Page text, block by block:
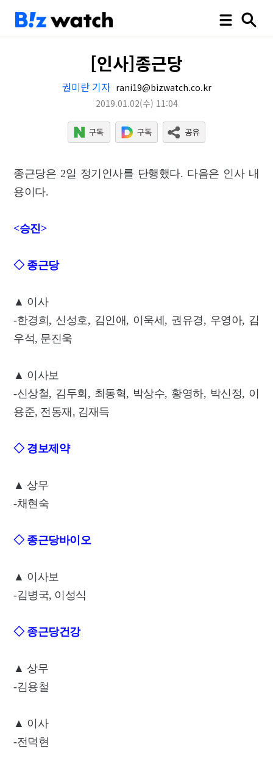
[인사]종근당
권미란 기자 rani19@bizwatch.co.kr
2019.01.02(수) 11:04
종근당은 2일 정기인사를 단행했다. 다음은 인사 내
용이다.
<승진>
◇ 종근당
▲ 이사
-한경희, 신성호, 김인애, 이욱세, 권유경, 우영아, 김
우석, 문진욱
▲ 이사보
-신상철, 김두회, 최동혁, 박상수, 황영하, 박신정, 이
용준, 전동재, 김재득
◇ 경보제약
▲ 상무
-채현숙
◇ 종근당바이오
▲ 이사보
-김병국, 이성식
◇ 종근당건강
▲ 상무
-김용철
▲ 이사
-전덕현